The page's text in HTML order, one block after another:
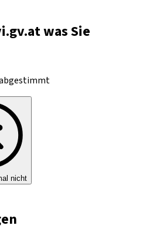
was Sie
nicht